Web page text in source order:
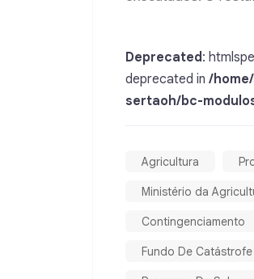
Deprecated :
deprecated in /
sertaoh/bc-
Agricultura
Ministério da
Contingenciamento
Fundo De Catástrofe